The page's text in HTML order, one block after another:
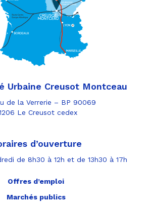
Urbaine Creusot Montceau
de la Verrerie – BP 90069
Le Creusot cedex
d’ouverture
de 8h30 à 12h et de 13h30 à 17h
Offres d’emploi
Marchés publics